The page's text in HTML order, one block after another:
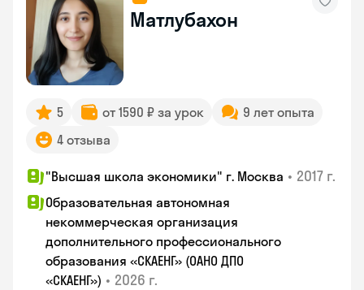
Матлубахон
5 от 1590 ₽ за урок
9 лет опыта
4 отзыва
"Высшая школа экономики" г. Москва • 2017 г.
Образовательная автономная
некоммерческая организация
дополнительного профессионального
образования «СКАЕНГ» (ОАНО ДПО
«СКАЕНГ») • 2026 г.